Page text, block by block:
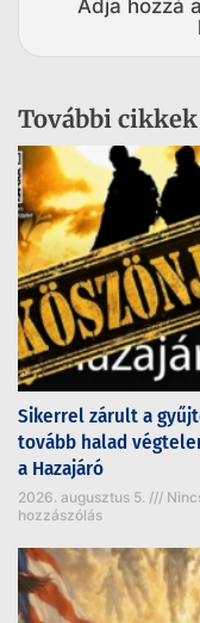
Adja hozzá
További cikkek
Sikerrel zárult a
tovább halad
a Hazajáró
2026. augusztus 5.
hozzászólás